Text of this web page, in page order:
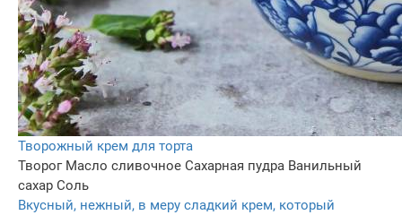
Творожный крем для торта
Творог Масло сливочное Сахарная пудра Ванильный
сахар Соль
Вкусный, нежный, в меру сладкий крем, который